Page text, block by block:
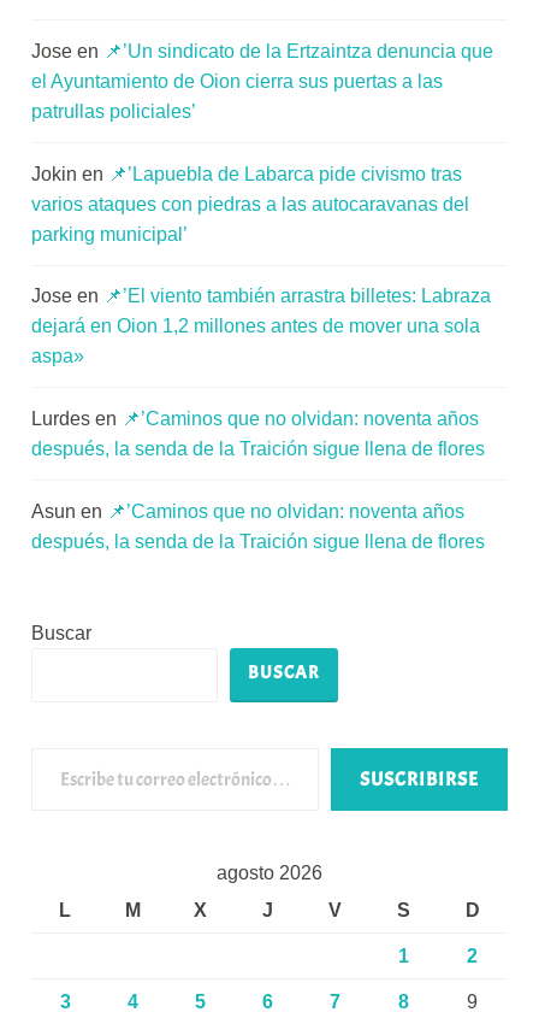
Jose en 📌’Un sindicato de la Ertzaintza denuncia que
el Ayuntamiento de Oion cierra sus puertas a las
patrullas policiales’
Jokin en 📌’Lapuebla de Labarca pide civismo tras
varios ataques con piedras a las autocaravanas del
parking municipal’
Jose en 📌’El viento también arrastra billetes: Labraza
dejará en Oion 1,2 millones antes de mover una sola
aspa»
Lurdes en 📌’Caminos que no olvidan: noventa años
después, la senda de la Traición sigue llena de flores
Asun en 📌’Caminos que no olvidan: noventa años
después, la senda de la Traición sigue llena de flores
Buscar
BUSCAR
SUSCRIBIRSE
agosto 2026
L
M X J V S D
1 2
3 4 5 6 7 8 9